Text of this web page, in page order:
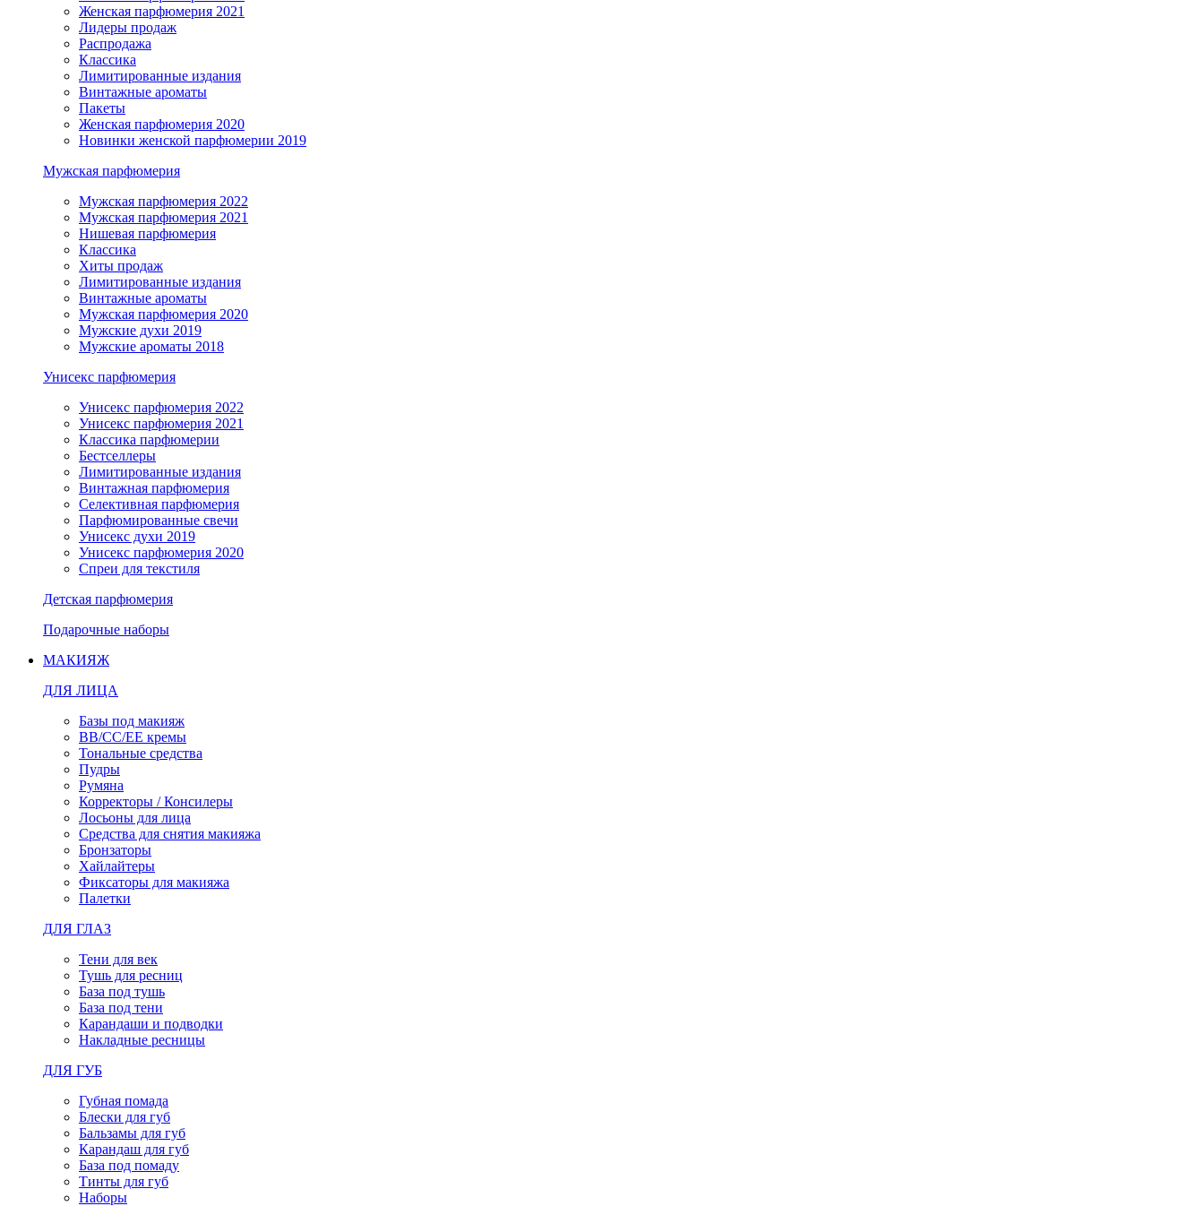
Женская парфюмерия 2021
Лидеры продаж
Распродажа
Классика
Лимитированные издания
Винтажные ароматы
Пакеты
Женская парфюмерия 2020
Новинки женской парфюмерии 2019
Мужская парфюмерия
Мужская парфюмерия 2022
Мужская парфюмерия 2021
Нишевая парфюмерия
Классика
Хиты продаж
Лимитированные издания
Винтажные ароматы
Мужская парфюмерия 2020
Мужские духи 2019
Мужские ароматы 2018
Унисекс парфюмерия
Унисекс парфюмерия 2022
Унисекс парфюмерия 2021
Классика парфюмерии
Бестселлеры
Лимитированные издания
Винтажная парфюмерия
Селективная парфюмерия
Парфюмированные свечи
Унисекс духи 2019
Унисекс парфюмерия 2020
Спреи для текстиля
Детская парфюмерия
Подарочные наборы
МАКИЯЖ
ДЛЯ ЛИЦА
Базы под макияж
BB/CC/EE кремы
Тональные средства
Пудры
Румяна
Корректоры / Консилеры
Лосьоны для лица
Средства для снятия макияжа
Бронзаторы
Хайлайтеры
Фиксаторы для макияжа
Палетки
ДЛЯ ГЛАЗ
Тени для век
Тушь для ресниц
База под тушь
База под тени
Карандаши и подводки
Накладные ресницы
ДЛЯ ГУБ
Губная помада
Блески для губ
Бальзамы для губ
Карандаш для губ
База под помаду
Тинты для губ
Наборы